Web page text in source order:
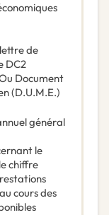
de
DC2
Document
(D.U.M.E.)
général
le
chiffre
cours des